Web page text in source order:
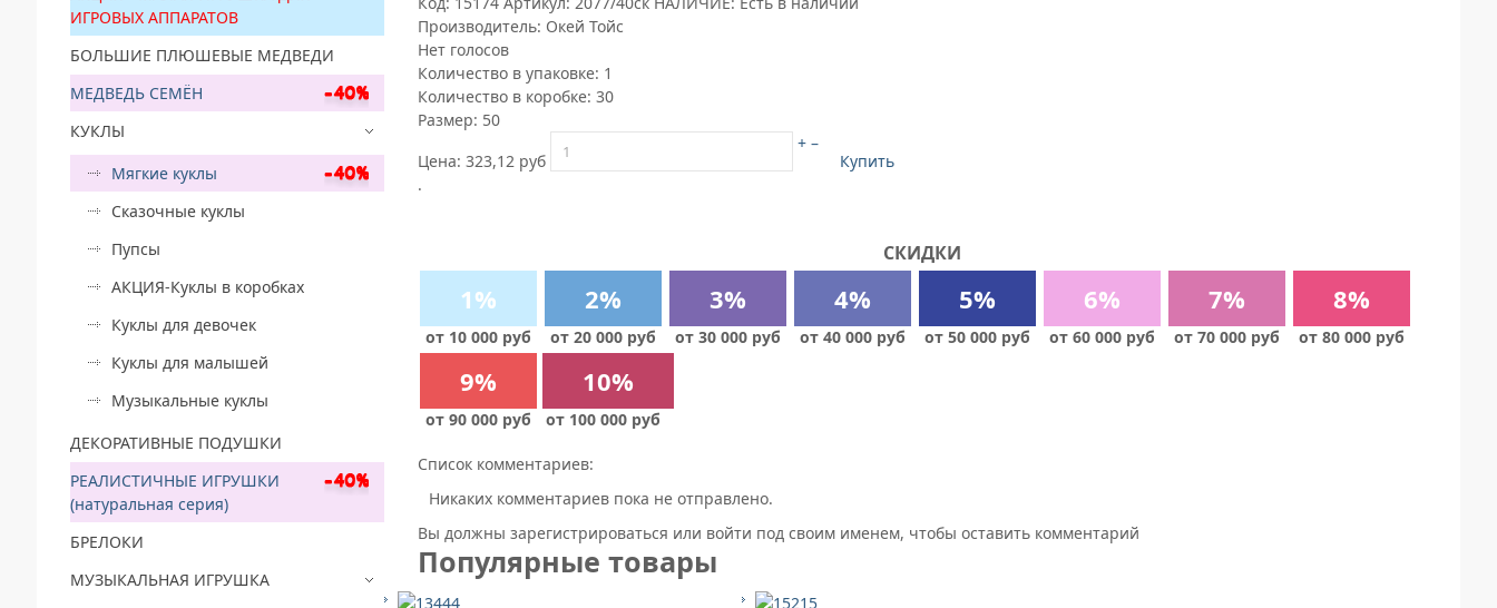
Производитель: Окей Тойс
Нет голосов
Количество в упаковке: 1
Количество в коробке: 30
Размер: 50
Цена: 323,12 руб
+ –
Купить
.
СКИДКИ
1%
от 10 000 руб
2%
от 20 000 руб
3%
от 30 000 руб
4%
от 40 000 руб
5%
от 50 000 руб
6%
от 60 000 руб
7%
от 70 000 руб
8%
от 80 000 руб
9%
от 90 000 руб
10%
от 100 000 руб
Список комментариев:
Никаких комментариев пока не отправлено.
Вы должны зарегистрироваться или войти под своим именем, чтобы оставить комментарий
Популярные товары
ИГРОВЫХ АППАРАТОВ
БОЛЬШИЕ ПЛЮШЕВЫЕ МЕДВЕДИ
МЕДВЕДЬ СЕМЁН
КУКЛЫ
Мягкие куклы
Сказочные куклы
Пупсы
АКЦИЯ-Куклы в коробках
Куклы для девочек
Куклы для малышей
Музыкальные куклы
ДЕКОРАТИВНЫЕ ПОДУШКИ
РЕАЛИСТИЧНЫЕ ИГРУШКИ
(натуральная серия)
БРЕЛОКИ
МУЗЫКАЛЬНАЯ ИГРУШКА